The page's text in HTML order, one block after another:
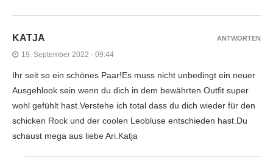
KATJA
19. September 2022 - 09:44
Ihr seit so ein schönes Paar!Es muss nicht unbedingt ein neuer
Ausgehlook sein wenn du dich in dem bewährten Outfit super
wohl gefühlt hast.Verstehe ich total dass du dich wieder für den
schicken Rock und der coolen Leobluse entschieden hast.Du
schaust mega aus liebe Ari.Katja
ANTWORTEN